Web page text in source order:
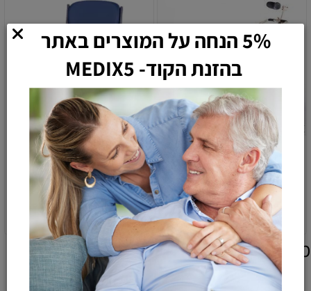
כסא רחצה שירותים טילט
₪5,820
₪ 4,850
הוספה לסל
כסא רחצה שירותים מרופד
TS-CARE
₪540
450
הוספה לסל
מוצרים אחרונים שנצפו
5% הנחה על המוצרים באתר
בהזנת הקוד- MEDIX5